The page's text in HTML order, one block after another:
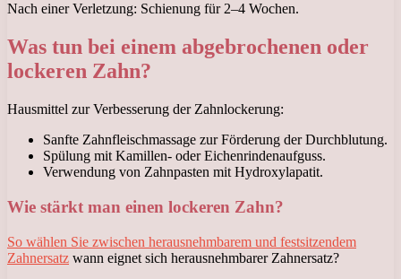
Nach einer Verletzung: Schienung für 2–4 Wochen.
Was tun bei einem abgebrochenen oder
lockeren Zahn?
Hausmittel zur Verbesserung der Zahnlockerung:
Sanfte Zahnfleischmassage zur Förderung der Durchblutung.
Spülung mit Kamillen- oder Eichenrindenaufguss.
Verwendung von Zahnpasten mit Hydroxylapatit.
Wie stärkt man einen lockeren Zahn?
So wählen Sie zwischen herausnehmbarem und festsitzendem
Zahnersatz wann eignet sich herausnehmbarer Zahnersatz?